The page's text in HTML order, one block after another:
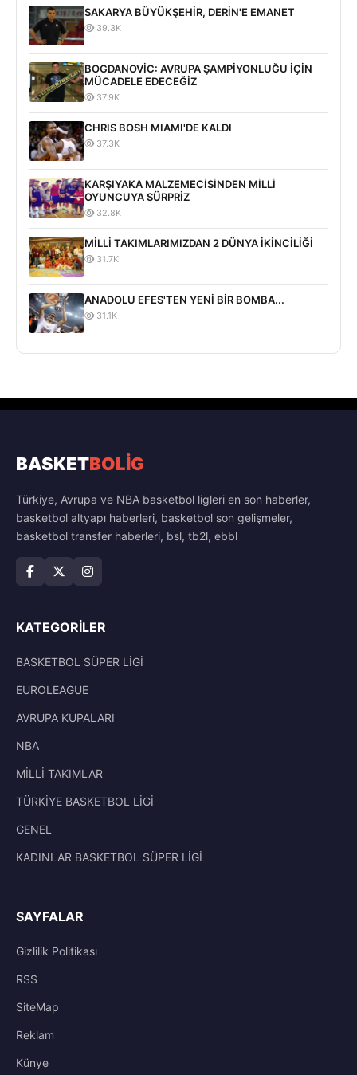
SAKARYA BÜYÜKŞEHİR, DERİN'E EMANET
39.3K
BOGDANOVİC: AVRUPA ŞAMPİYONLUĞU İÇİN
MÜCADELE EDECEĞİZ
37.9K
CHRIS BOSH MIAMI'DE KALDI
37.3K
KARŞIYAKA MALZEMECİSİNDEN MİLLİ
OYUNCUYA SÜRPRİZ
32.8K
MİLLİ TAKIMLARIMIZDAN 2 DÜNYA İKİNCİLİĞİ
31.7K
ANADOLU EFES'TEN YENİ BİR BOMBA...
31.1K
BASKETBOLİG
Türkiye, Avrupa ve NBA basketbol ligleri en son haberler,
basketbol altyapı haberleri, basketbol son gelişmeler,
basketbol transfer haberleri, bsl, tb2l, ebbl
KATEGORILER
BASKETBOL SÜPER LİGİ
EUROLEAGUE
AVRUPA KUPALARI
NBA
MİLLİ TAKIMLAR
TÜRKİYE BASKETBOL LİGİ
GENEL
KADINLAR BASKETBOL SÜPER LİGİ
SAYFALAR
Gizlilik Politikası
RSS
SiteMap
Reklam
Künye